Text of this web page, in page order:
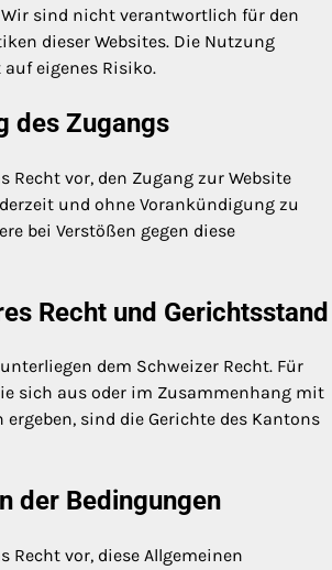
sind nicht verantwortlich für den
dieser Websites. Die Nutzung
eigenes Risiko.
des Zugangs
Recht vor, den Zugang zur Website
und ohne Vorankündigung zu
bei Verstößen gegen diese
Recht und Gerichtsstand
dem Schweizer Recht. Für
sich aus oder im Zusammenhang mit
ergeben, sind die Gerichte des Kantons
der Bedingungen
Recht vor, diese Allgemeinen